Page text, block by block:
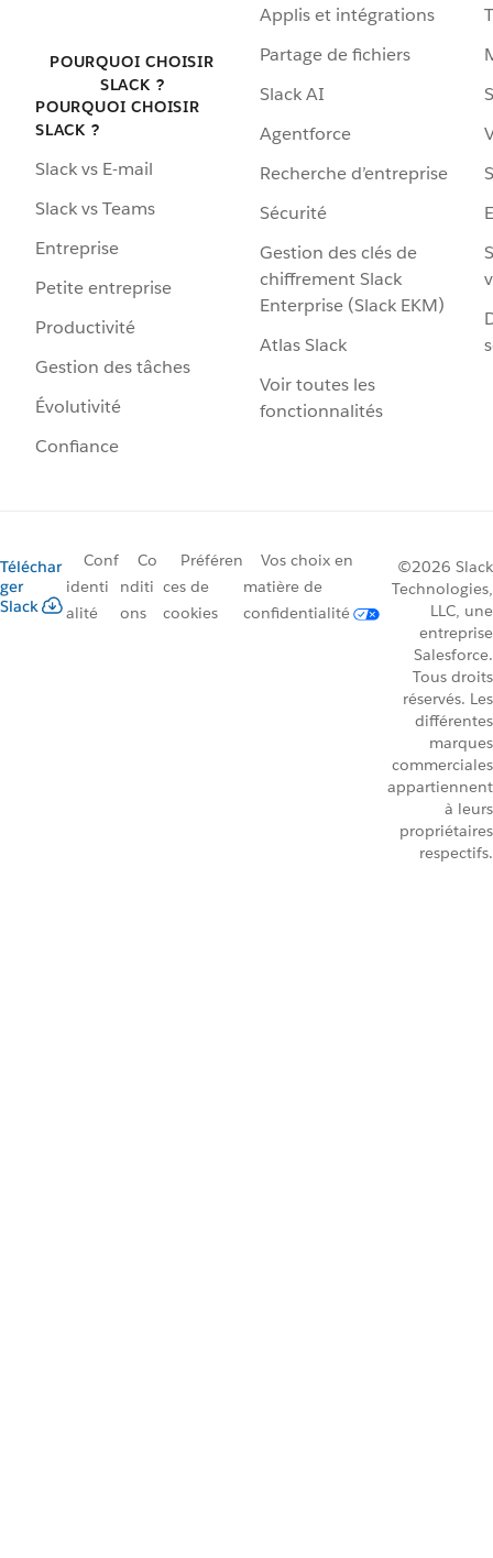
POURQUOI CHOISIR
SLACK ?
POURQUOI CHOISIR
SLACK ?
Slack vs E-mail
Slack vs Teams
Entreprise
Petite entreprise
Productivité
Gestion des tâches
Évolutivité
Confiance
Applis et intégrations
Partage de fichiers
Slack AI
Agentforce
Recherche d’entreprise
Sécurité
Gestion des clés de
chiffrement Slack
Enterprise (Slack EKM)
Atlas Slack
Voir toutes les
fonctionnalités
Téléchar
ger
Slack
Conf
identi
alité
Co
nditi
ons
Préféren
ces de
cookies
Vos choix en
matière de
confidentialité
©2026 Slack
Technologies,
LLC, une
entreprise
Salesforce.
Tous droits
réservés. Les
différentes
marques
commerciales
appartiennent
à leurs
propriétaires
respectifs.